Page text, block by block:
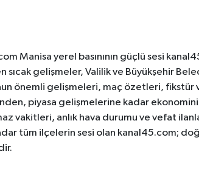
Manisa yerel basınının güçlü sesi
sıcak gelişmeler, Valilik ve Büyükşehir
önemli gelişmeleri, maç özetleri,
piyasa gelişmelerine kadar
vakitleri, anlık hava durumu ve vefat
tüm ilçelerin sesi olan kanal45.com;